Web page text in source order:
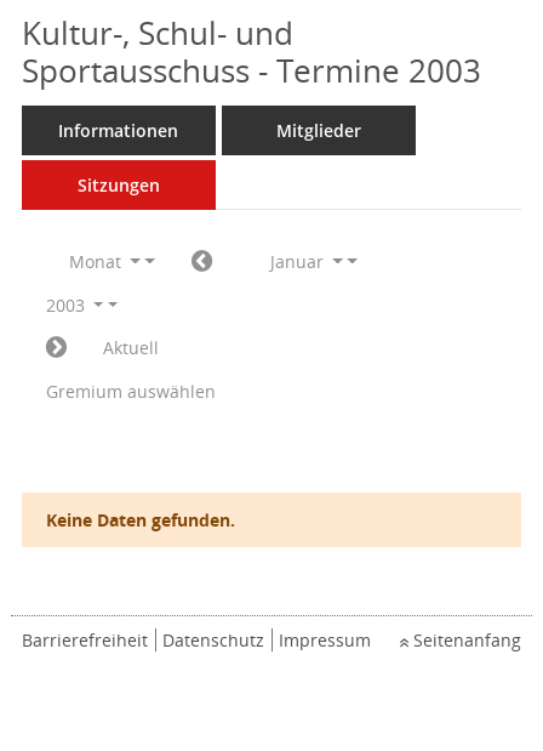
Kultur-, Schul- und
Sportausschuss - Termine 2003
Informationen Mitglieder
Sitzungen
Monat
Januar
2003
Aktuell
Gremium auswählen
Keine Daten gefunden.
Barrierefreiheit Datenschutz Impressum Seitenanfang